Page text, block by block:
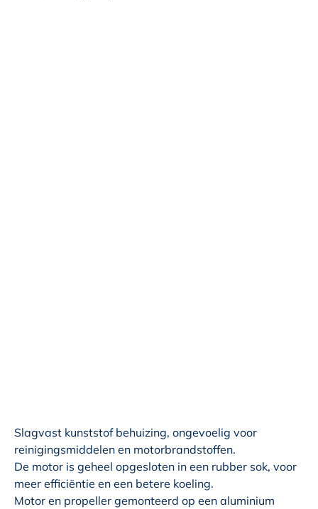
Slagvast kunststof behuizing, ongevoelig voor
reinigingsmiddelen en motorbrandstoffen.
De motor is geheel opgesloten in een rubber sok, voor
meer efficiëntie en een betere koeling.
Motor en propeller gemonteerd op een aluminium